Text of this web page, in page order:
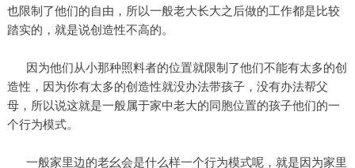
也限制了他们的自由，所以一般老大长大之后做的工作都是比较
踏实的，就是说创造性不高的。
因为他们从小那种照料者的位置就限制了他们不能有太多的创
造性，因为你有太多的创造性就没办法带孩子，没有办法帮父
母，所以说这就是一般属于家中老大的同胞位置的孩子他们的一
个行为模式。
一般家里边的老幺会是什么样一个行为模式呢，就是因为家里